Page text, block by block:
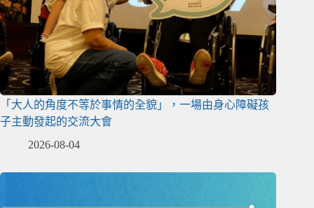
「大人的角度不等於事情的全貌」，一場由身心障礙孩
子主動發起的交流大會
2026-08-04